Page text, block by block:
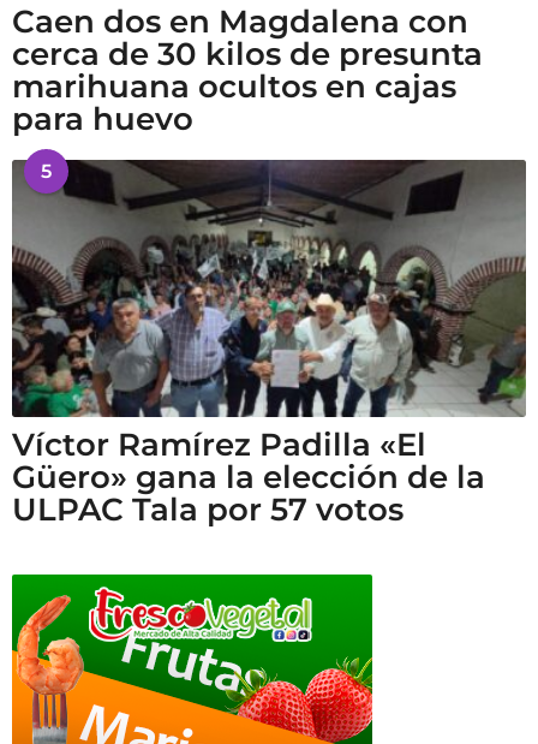
Caen dos en Magdalena con
cerca de 30 kilos de presunta
marihuana ocultos en cajas
para huevo
5
Víctor Ramírez Padilla «El
Güero» gana la elección de la
ULPAC Tala por 57 votos